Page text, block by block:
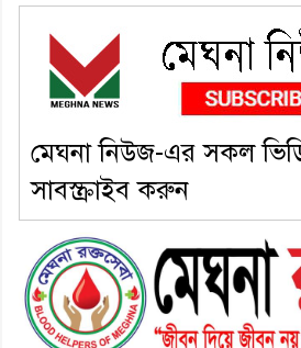
৬। জেলা পুলিশ
পেলেন
এএসআই সজল
৭।
শৃঙ্খলা কমিটির
৮।
খোঁজখবর
হোসেন
মেঘনা নিউজ-এর সকল
সাবস্ক্রাইব করুন